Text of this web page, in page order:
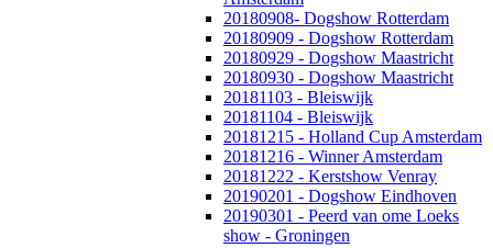
20180908- Dogshow Rotterdam
20180909 - Dogshow Rotterdam
20180929 - Dogshow Maastricht
20180930 - Dogshow Maastricht
20181103 - Bleiswijk
20181104 - Bleiswijk
20181215 - Holland Cup Amsterdam
20181216 - Winner Amsterdam
20181222 - Kerstshow Venray
20190201 - Dogshow Eindhoven
20190301 - Peerd van ome Loeks
show - Groningen